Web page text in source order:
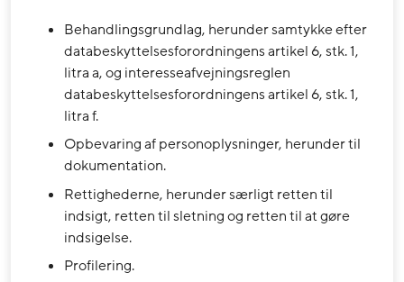
Behandlingsgrundlag, herunder samtykke efter
databeskyttelsesforordningens artikel 6, stk. 1,
litra a, og interesseafvejningsreglen
databeskyttelsesforordningens artikel 6, stk. 1,
litra f.
Opbevaring af personoplysninger, herunder til
dokumentation.
Rettighederne, herunder særligt retten til
indsigt, retten til sletning og retten til at gøre
indsigelse.
Profilering.